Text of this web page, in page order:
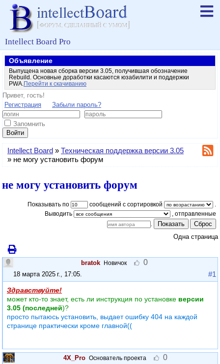
Intellect Board Pro
Объявление
Выпущена новая сборка версии 3.05, получившая обозначение
Rebuild. Основные доработки касаются юзабилити и поддержки
PWA. Перейти к скачиванию
Привет, гость!
Регистрация
Забыли пароль?
Запомнить
Войти
Intellect Board » Техническая поддержка версии 3.05
» не могу установить форум
не могу установить форум
Показывать по сообщений с сортировкой
Выводить
Показать
Сброс
Одна страница
bratok Новичок 0
18 марта 2025 г., 17:05. #1
Здравствуйте!
может кто-то знает, есть ли инструкция по установке версии
3.05 (последней)?
просто пытаюсь установить, выдает ошибку 404 на каждой
странице практически кроме главной((
4X_Pro Основатель проекта 0